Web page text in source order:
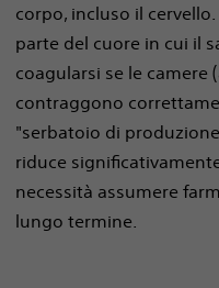
corpo, incluso il
parte del cuore in cui il
coagularsi se le camere
contraggono
"serbatoio di
riduce
necessità assumere
lungo termine.